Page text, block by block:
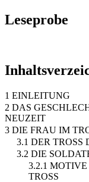
Leseprobe
1 EINLEITUNG
2 DAS
NEUZEIT
3 DIE FRAU IM
3.1 DER TROSS
3.2 DIE
3.2.1
TROSS